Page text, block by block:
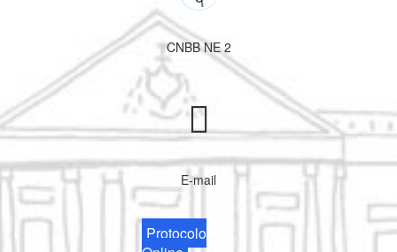
CNBB NE 2
E-mail
Protocolo